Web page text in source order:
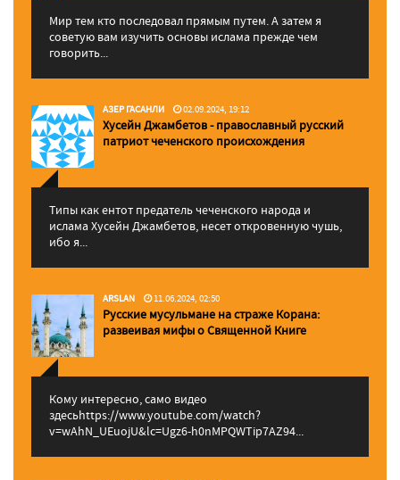
Мир тем кто последовал прямым путем. А затем я
советую вам изучить основы ислама прежде чем
говорить...
АЗЕР ГАСАНЛИ 02.09.2024, 19:12
Хусейн Джамбетов - православный русский
патриот чеченского происхождения
Типы как ентот предатель чеченского народа и
ислама Хусейн Джамбетов, несет откровенную чушь,
ибо я...
ARSLAN 11.06.2024, 02:50
Русские мусульмане на страже Корана:
pазвеивая мифы о Священной Книге
Кому интересно, само видео
здесьhttps://www.youtube.com/watch?
v=wAhN_UEuojU&lc=Ugz6-h0nMPQWTip7AZ94...